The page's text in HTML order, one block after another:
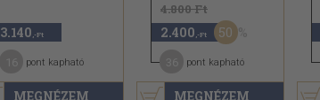
MEGNÉZEM
3.140 ,-Ft
pont kapható
MEGNÉZEM
4.800 Ft
2.400 ,-Ft 50
pont kapható